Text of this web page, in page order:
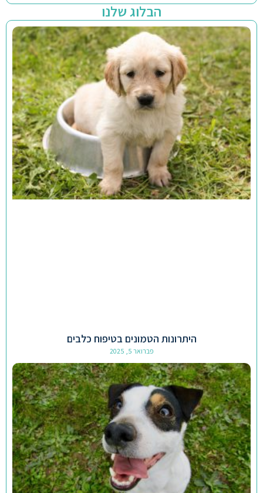
הבלוג שלנו
היתרונות הטמונים בטיפוח כלבים
פברואר 5, 2025